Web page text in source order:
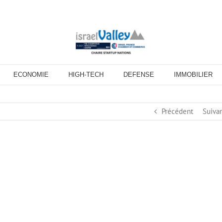
ECONOMIE HIGH-TECH DEFENSE IMMOBILIER
Précédent